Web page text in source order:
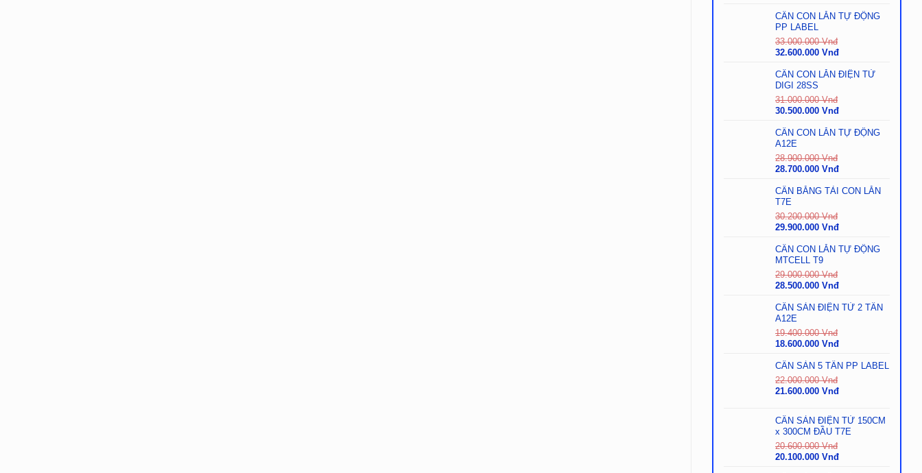
là:
28.000.000
Vnđ.
tại
Vnđ.
CÂN CON LĂN TỰ ĐỘNG
PP LABEL
33.000.000Vnđ
Giá
là:
33.000.000
Vnđ.
32.600.000 VnđGiá
tại
Vnđ.
CÂN CON LĂN ĐIỆN TỬ
DIGI 28SS
31.000.000Vnđ
Giá
là:
31.000.000
Vnđ.
30.500.000 VnđGiá
tại
Vnđ.
CÂN CON LĂN TỰ ĐỘNG
A12E
28.900.000Vnđ
Giá
là:
28.900.000
Vnđ.
28.700.000 VnđGiá
tại
Vnđ.
CÂN BĂNG TẢI CON LĂN
T7E
30.200.000Vnđ
Giá
là:
30.200.000
Vnđ.
29.900.000 VnđGiá
tại
Vnđ.
CÂN CON LĂN TỰ ĐỘNG
MTCELL T9
29.000.000Vnđ
Giá
là:
29.000.000
Vnđ.
28.500.000 VnđGiá
tại
Vnđ.
CÂN SÀN ĐIỆN TỬ 2 TẤN
A12E
19.400.000Vnđ
Giá
là:
19.400.000
Vnđ.
18.600.000 VnđGiá
tại
18.600.000
CÂN SÀN 5 TẤN PP LABEL
22.000.000Vnđ
Giá
22.000.000
Vnđ.
21.600.000 VnđGiá
là:
21.600.000
CÂN SÀN ĐIỆN TỬ 150CM
x 300CM ĐẦU T7E
20.600.000Vnđ
Giá
20.100.000 VnđGiá